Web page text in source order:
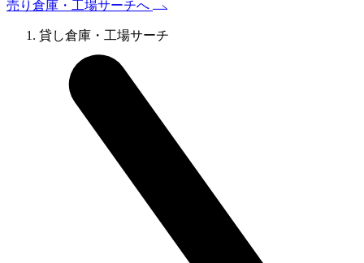
売り倉庫・工場サーチへ
貸し倉庫・工場サーチ